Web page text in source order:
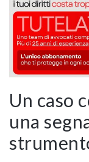
Un caso
una